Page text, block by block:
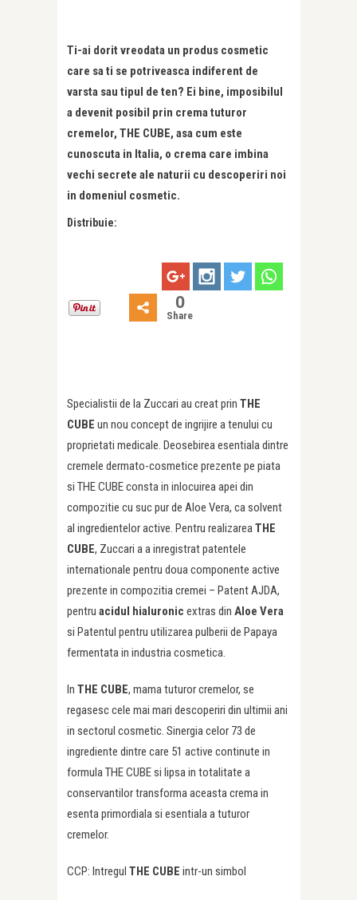
Ti-ai dorit vreodata un produs cosmetic
care sa ti se potriveasca indiferent de
varsta sau tipul de ten? Ei bine, imposibilul
a devenit posibil prin crema tuturor
cremelor, THE CUBE, asa cum este
cunoscuta in Italia, o crema care imbina
vechi secrete ale naturii cu descoperiri noi
in domeniul cosmetic.
Distribuie:
0
Share
Specialistii de la Zuccari au creat prin THE
CUBE un nou concept de ingrijire a tenului cu
proprietati medicale. Deosebirea esentiala dintre
cremele dermato-cosmetice prezente pe piata
si THE CUBE consta in inlocuirea apei din
compozitie cu suc pur de Aloe Vera, ca solvent
al ingredientelor active. Pentru realizareaTHE
CUBE, Zuccari a a inregistrat patentele
internationale pentru doua componente active
prezente in compozitia cremei – Patent AJDA,
pentru acidul hialuronic extras din Aloe Vera
si Patentul pentru utilizarea pulberii de Papaya
fermentata in industria cosmetica.
In THE CUBE, mama tuturor cremelor, se
regasesc cele mai mari descoperiri din ultimii ani
in sectorul cosmetic. Sinergia celor 73 de
ingrediente dintre care 51 active continute in
formula THE CUBE si lipsa in totalitate a
conservantilor transforma aceasta crema in
esenta primordiala si esentiala a tuturor
cremelor.
CCP: Intregul THE CUBE intr-un simbol